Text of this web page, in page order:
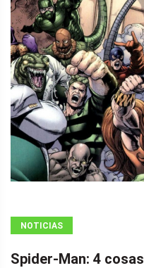
NOTICIAS
Spider-Man: 4 cosas